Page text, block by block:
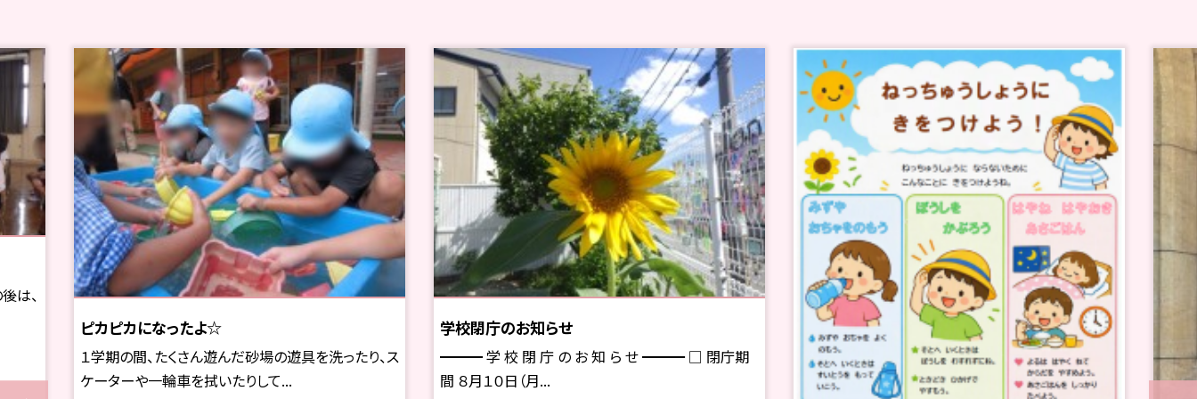
は、
ピカピカになったよ☆
１学期の間、たくさん遊んだ砂場の遊具を洗ったり、ス
ケーターや一輪車を拭いたりして...
学校閉庁のお知らせ
━━━ 学 校 閉 庁 の お 知 ら せ ━━━ □ 閉庁期
間 ８月１０日（月...